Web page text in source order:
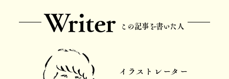
Writer この記事を書いた人
イラストレーター